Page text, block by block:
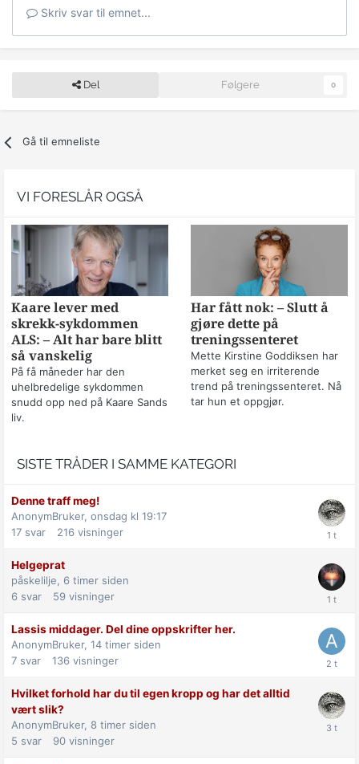
Skriv svar til emnet...
Del Følgere 0
Gå til emneliste
VI FORESLÅR OGSÅ
Kaare lever med
skrekk-sykdommen
ALS: – Alt har bare blitt
så vanskelig
På få måneder har den
uhelbredelige sykdommen
snudd opp ned på Kaare Sands
liv.
Har fått nok: – Slutt å
gjøre dette på
treningssenteret
Mette Kirstine Goddiksen har
merket seg en irriterende
trend på treningssenteret. Nå
tar hun et oppgjør.
SISTE TRÅDER I SAMME KATEGORI
Denne traff meg!
AnonymBruker, onsdag kl 19:17
17 svar 216 visninger
Helgeprat
påskelilje, 6 timer siden
6 svar 59 visninger
Lassis middager. Del dine oppskrifter her.
AnonymBruker, 14 timer siden
7 svar 136 visninger
Hvilket forhold har du til egen kropp og har det alltid
vært slik?
AnonymBruker, 8 timer siden
5 svar 90 visninger